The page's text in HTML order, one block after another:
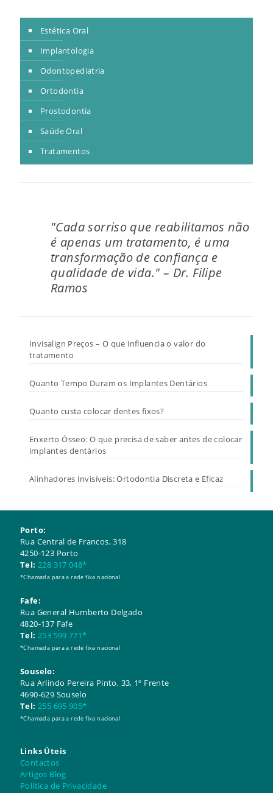
Estética Oral
Implantologia
Odontopediatria
Ortodontia
Prostodontia
Saúde Oral
Tratamentos
"Cada sorriso que reabilitamos não
é apenas um tratamento, é uma
transformação de confiança e
qualidade de vida." – Dr. Filipe
Ramos
Invisalign Preços – O que influencia o valor do
tratamento
Quanto Tempo Duram os Implantes Dentários
Quanto custa colocar dentes fixos?
Enxerto Ósseo: O que precisa de saber antes de colocar
implantes dentários
Alinhadores Invisíveis: Ortodontia Discreta e Eficaz
Porto:
Rua Central de Francos, 318
4250-123 Porto
Tel: 228 317 048*
*Chamada para a rede fixa nacional
Fafe:
Rua General Humberto Delgado
4820-137 Fafe
Tel: 253 599 771*
*Chamada para a rede fixa nacional
Souselo:
​​Rua Arlindo Pereira Pinto, 33, 1º Frente
4690-629 Souselo
Tel: 255 695 905*
*Chamada para a rede fixa nacional
Links Úteis
Contactos
Artigos Blog
Política de Privacidade